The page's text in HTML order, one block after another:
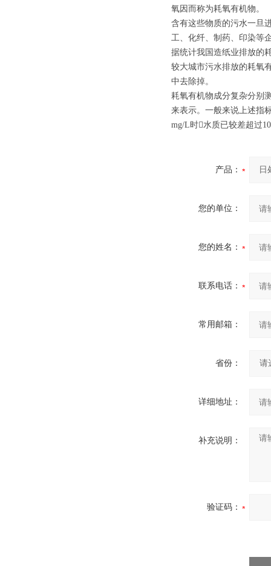
氧因而称为耗氧有机物。
含有这些物质的污水一旦
工、化纤、制药、印染等
据统计我国造纸业排放的
较大城市污水排放的耗氧
中去除掉。
耗氧有机物成分复杂分别
来表示。一般来说上述指
mg/L时水质已较差超过
产品：
您的单位：
您的姓名：
联系电话：
常用邮箱：
省份：
详细地址：
补充说明：
验证码：